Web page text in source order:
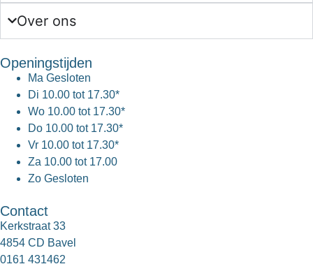
Over ons
Openingstijden
Ma Gesloten
Di 10.00 tot 17.30*
Wo 10.00 tot 17.30*
Do 10.00 tot 17.30*
Vr 10.00 tot 17.30*
Za 10.00 tot 17.00
Zo Gesloten
Contact
Kerkstraat 33
4854 CD Bavel
0161 431462